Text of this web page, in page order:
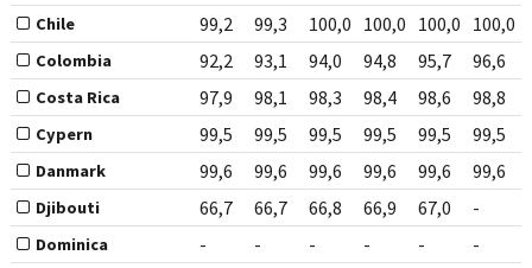
Chile 99,2 99,3 100,0 100,0 100,0 100,0
Colombia 92,2 93,1 94,0 94,8 95,7 96,6
Costa Rica 97,9 98,1 98,3 98,4 98,6 98,8
Cypern 99,5 99,5 99,5 99,5 99,5 99,5
Danmark 99,6 99,6 99,6 99,6 99,6 99,6
Djibouti 66,7 66,7 66,8 66,9 67,0 -
Dominica - - - - - -